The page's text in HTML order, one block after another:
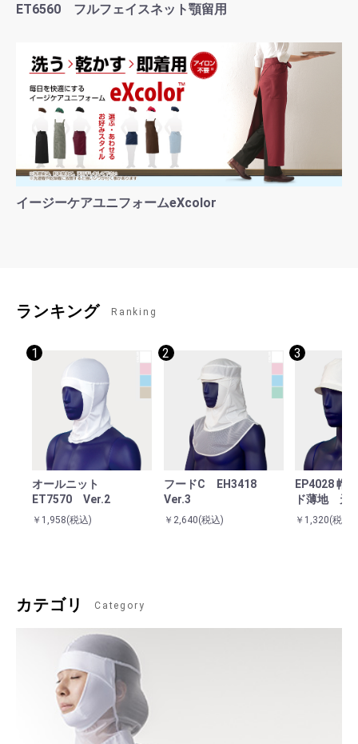
ET6560 フルフェイスネット顎留用
イージーケアユニフォームeXcolor
ランキング Ranking
1
オールニット
ET7570 Ver.2
￥1,958(税込)
2
フードC EH3418
Ver.3
￥2,640(税込)
3
EP4028 帽
ド薄地 天
￥1,320(税込)
カテゴリ Category